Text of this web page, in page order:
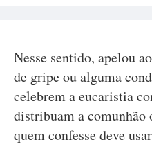
Nesse sentido, apelou
de gripe ou alguma
celebrem a eucaristia
distribuam a comunhão
quem confesse deve